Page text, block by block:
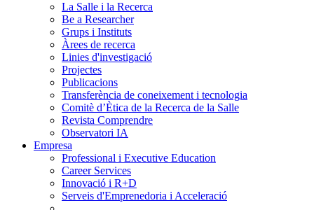
La Salle i la Recerca
Be a Researcher
Grups i Instituts
Àrees de recerca
Linies d'investigació
Projectes
Publicacions
Transferència de coneixement i tecnologia
Comitè d’Ètica de la Recerca de la Salle
Revista Comprendre
Observatori IA
Empresa
Professional i Executive Education
Career Services
Innovació i R+D
Serveis d'Emprenedoria i Acceleració